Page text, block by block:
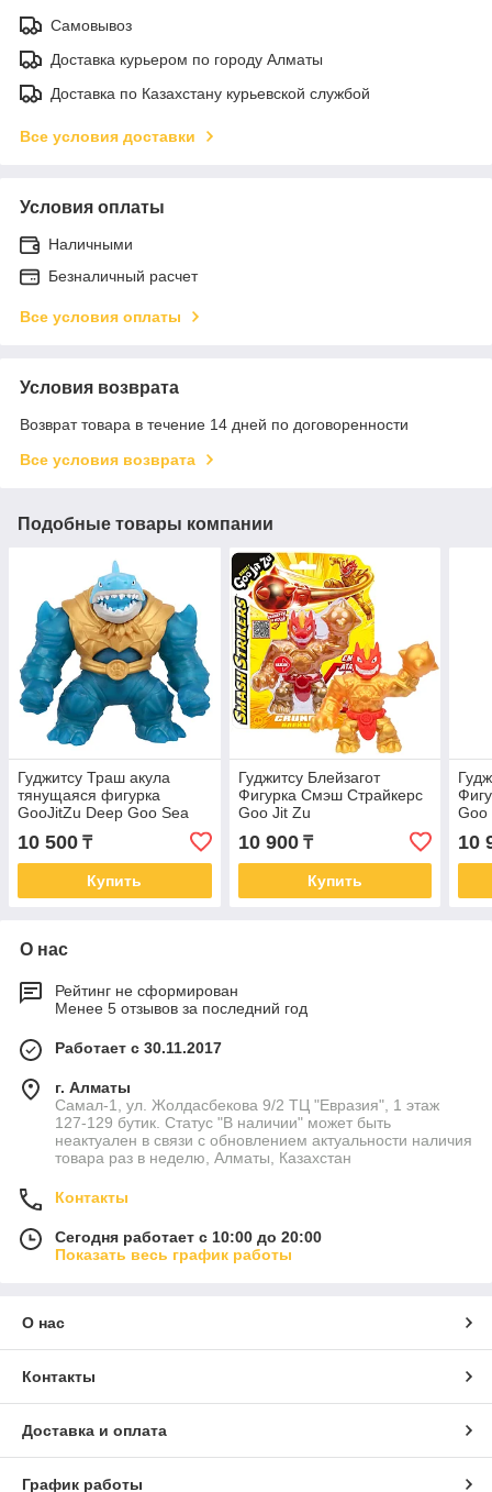
Самовывоз
Доставка курьером по городу Алматы
Доставка по Казахстану курьевской службой
Все условия доставки
Условия оплаты
Наличными
Безналичный расчет
Все условия оплаты
Условия возврата
Возврат товара в течение 14 дней по договоренности
Все условия возврата
Подобные товары компании
Гуджитсу Траш акула
тянущаяся фигурка
GooJitZu Deep Goo Sea
10 500 ₸
Купить
Гуджитсу Блейзагот
Фигурка Смэш Страйкерс
Goo Jit Zu
10 900₸
Купить
Goo
10
О нас
Рейтинг не сформирован
Менее 5 отзывов за последний год
Работает с 30.11.2017
г. Алматы
Самал-1, ул. Жолдасбекова 9/2 ТЦ "Евразия", 1 этаж
127-129 бутик. Статус "В наличии" может быть
неактуален в связи с обновлением актуальности наличия
товара раз в неделю, Алматы, Казахстан
Контакты
Сегодня работает с 10:00 до 20:00
Показать весь график работы
О нас
Контакты
Доставка и оплата
График работы